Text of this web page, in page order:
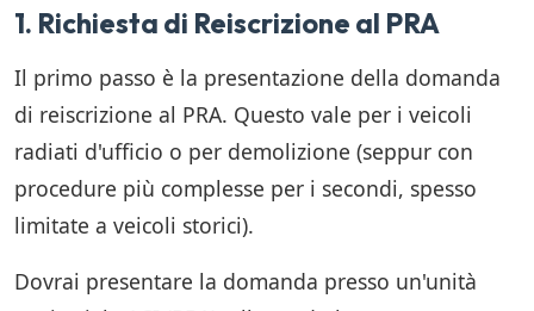
1. Richiesta di Reiscrizione al PRA
Il primo passo è la presentazione della domanda
di reiscrizione al PRA. Questo vale per i veicoli
radiati d'ufficio o per demolizione (seppur con
procedure più complesse per i secondi, spesso
limitate a veicoli storici).
Dovrai presentare la domanda presso un'unità